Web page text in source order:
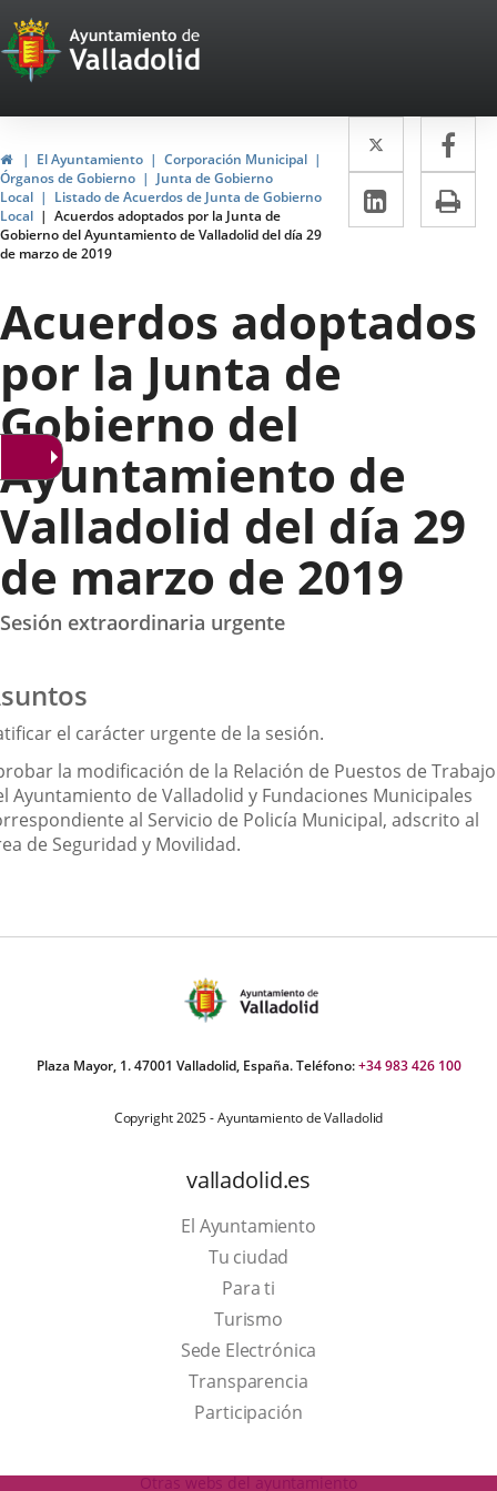
Portal
Web
del
Ayuntamiento
de
Valladolid
HomeEl Ayuntamiento
Corporación Municipal
Órganos de Gobierno
Junta de Gobierno
Local
Listado de Acuerdos de Junta de Gobierno
Local
Acuerdos adoptados por la Junta de
Gobierno del Ayuntamiento de Valladolid del día 29
de marzo de 2019
Twitter
Enlace
a
una
a
Linkedin
Enlace
a
externa.
Acuerdos adoptados
por la Junta de
Gobierno del
Ayuntamiento de
Valladolid del día 29
de marzo de 2019
Sesión extraordinaria urgente
el carácter urgente de la sesión.
la modificación de la Relación de Puestos de Trabajo
Ayuntamiento de Valladolid y Fundaciones Municipales
al Servicio de Policía Municipal, adscrito al
de Seguridad y Movilidad.
Plaza Mayor, 1. 47001 Valladolid, España. Teléfono:+34 983 426 100
Copyright 2025 - Ayuntamiento de Valladolid
valladolid.es
El Ayuntamiento
Tu ciudad
Para ti
TurismoThis
link
will
open
a
Sede Electrónica
Transparencia
Participación
Otras webs del ayuntamiento